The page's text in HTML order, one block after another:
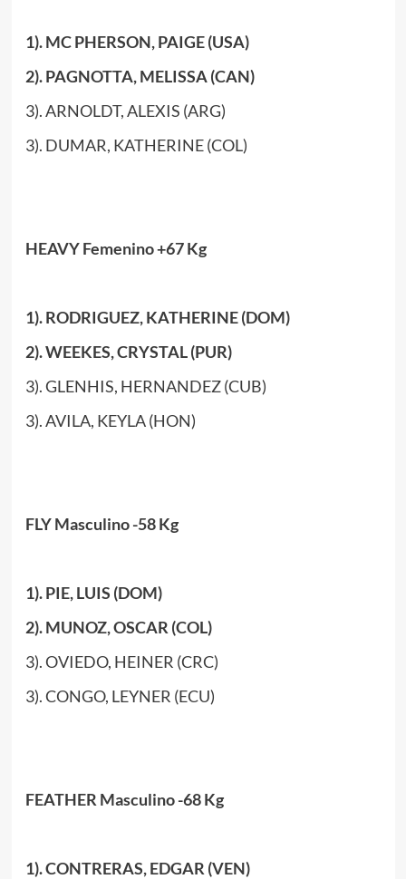
1). MC PHERSON, PAIGE (USA)
2). PAGNOTTA, MELISSA (CAN)
3). ARNOLDT, ALEXIS (ARG)
3). DUMAR, KATHERINE (COL)
HEAVY Femenino +67 Kg
1). RODRIGUEZ, KATHERINE (DOM)
2). WEEKES, CRYSTAL (PUR)
3). GLENHIS, HERNANDEZ (CUB)
3). AVILA, KEYLA (HON)
FLY Masculino -58 Kg
1). PIE, LUIS (DOM)
2). MUNOZ, OSCAR (COL)
3). OVIEDO, HEINER (CRC)
3). CONGO, LEYNER (ECU)
FEATHER Masculino -68 Kg
1). CONTRERAS, EDGAR (VEN)